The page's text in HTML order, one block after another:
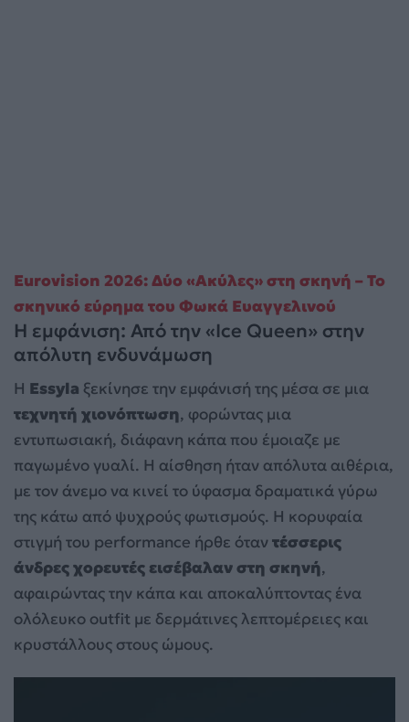
Eurovision 2026: Δύο «Ακύλες» στη σκηνή – Το
σκηνικό εύρημα του Φωκά Ευαγγελινού
Η εμφάνιση: Από την «Ice Queen» στην
απόλυτη ενδυνάμωση
Η Essyla ξεκίνησε την εμφάνισή της μέσα σε μια
τεχνητή χιονόπτωση, φορώντας μια
εντυπωσιακή, διάφανη κάπα που έμοιαζε με
παγωμένο γυαλί. Η αίσθηση ήταν απόλυτα αιθέρια,
με τον άνεμο να κινεί το ύφασμα δραματικά γύρω
της κάτω από ψυχρούς φωτισμούς. Η κορυφαία
στιγμή του performance ήρθε όταντέσσερις
άνδρες χορευτές εισέβαλαν στη σκηνή,
αφαιρώντας την κάπα και αποκαλύπτοντας ένα
ολόλευκο outfit με δερμάτινες λεπτομέρειες και
κρυστάλλους στους ώμους.